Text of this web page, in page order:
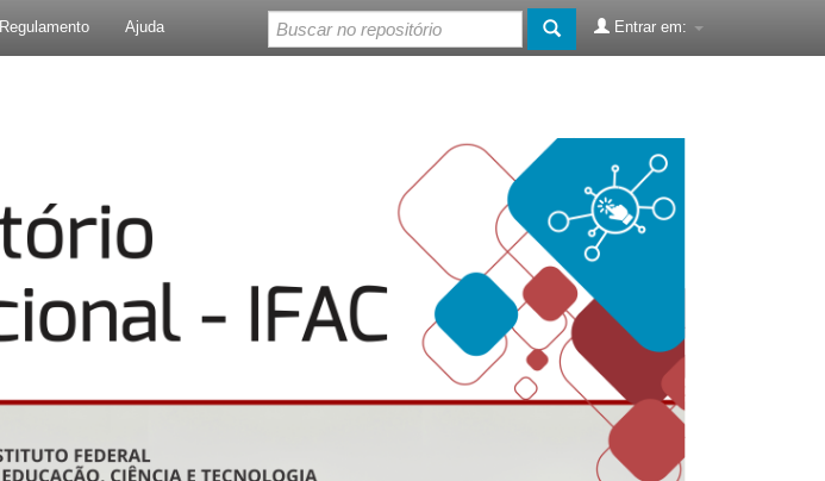
Regulamento Ajuda Entrar em: